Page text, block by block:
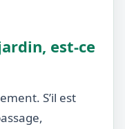
est-ce
S’il est